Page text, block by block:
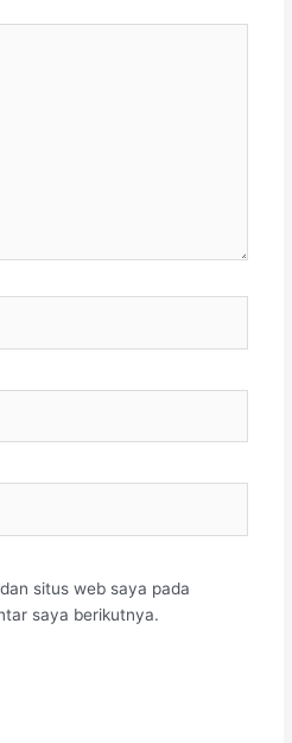
situs web saya pada
saya berikutnya.